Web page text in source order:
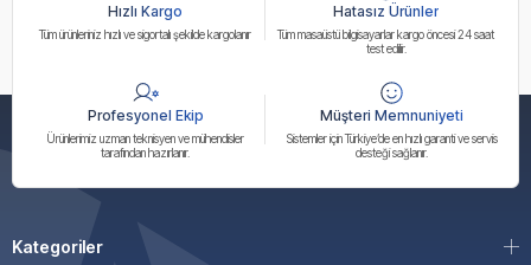
Hızlı Kargo
Tüm ürünleriniz hızlı ve sigortalı şekilde kargolanır
Hatasız Ürünler
Tüm masaüstü bilgisayarlar kargo öncesi 24 saat
test edilir.
Profesyonel Ekip
Ürünlerimiz uzman teknisyen ve mühendisler
tarafından hazırlanır.
Müşteri Memnuniyeti
Sistemler için Türkiye’de en hızlı garanti ve servis
desteği sağlanır.
Kategoriler